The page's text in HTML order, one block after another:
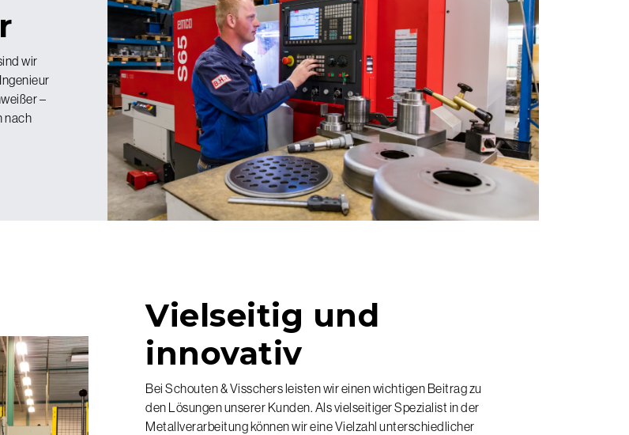
wir
–
nach
Vielseitig und
innovativ
Bei Schouten & Visschers leisten wir einen wichtigen Beitrag zu
den Lösungen unserer Kunden. Als vielseitiger Spezialist in der
Metallverarbeitung können wir eine Vielzahl unterschiedlicher